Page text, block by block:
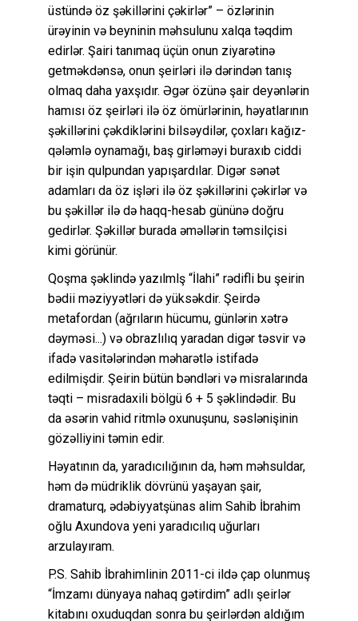
üstündə öz şəkillərini çəkirlər” – özlərinin
ürəyinin və beyninin məhsulunu xalqa təqdim
edirlər. Şairi tanımaq üçün onun ziyarətinə
getməkdənsə, onun şeirləri ilə dərindən tanış
olmaq daha yaxşıdır. Əgər özünə şair deyənlərin
hamısı öz şeirləri ilə öz ömürlərinin, həyatlarının
şəkillərini çəkdiklərini bilsəydilər, çoxları kağız-
qələmlə oynamağı, baş girləməyi buraxıb ciddi
bir işin qulpundan yapışardılar. Digər sənət
adamları da öz işləri ilə öz şəkillərini çəkirlər və
bu şəkillər ilə də haqq-hesab gününə doğru
gedirlər. Şəkillər burada əməllərin təmsilçisi
kimi görünür.
Qoşma şəklində yazılmlş “İlahi” rədifli bu şeirin
bədii məziyyətləri də yüksəkdir. Şeirdə
metafordan (ağrıların hücumu, günlərin xətrə
dəyməsi...) və obrazlılıq yaradan digər təsvir və
ifadə vasitələrindən məharətlə istifadə
edilmişdir. Şeirin bütün bəndləri və misralarında
təqti – misradaxili bölgü 6 + 5 şəklindədir. Bu
da əsərin vahid ritmlə oxunuşunu, səslənişinin
gözəlliyini təmin edir.
Həyatının da, yaradıcılığının da, həm məhsuldar,
həm də müdriklik dövrünü yaşayan şair,
dramaturq, ədəbiyyatşünas alim Sahib İbrahim
oğlu Axundova yeni yaradıcılıq uğurları
arzulayıram.
P.S. Sahib İbrahimlinin 2011-ci ildə çap olunmuş
“İmzamı dünyaya nahaq gətirdim” adlı şeirlər
kitabını oxuduqdan sonra bu şeirlərdən aldığım